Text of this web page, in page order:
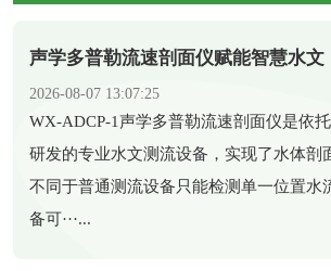
2026-08-07 13:07:25
​WX-ADCP-1声学多普勒流速剖面仪是依
研发的专业水文测流设备，实现了水体剖
不同于普通测流设备只能检测单一位置水
备可···...